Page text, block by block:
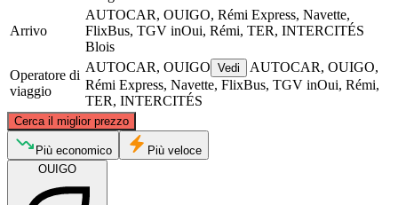
Arrivo
AUTOCAR, OUIGO, Rémi Express, Navette,
FlixBus, TGV inOui, Rémi, TER, INTERCITÉS
Blois
Operatore di
viaggio
AUTOCAR, OUIGO Vedi
AUTOCAR, OUIGO,
Rémi Express, Navette, FlixBus, TGV inOui, Rémi,
TER, INTERCITÉS
Cerca il miglior prezzo
Più economico
Più veloce
OUIGO